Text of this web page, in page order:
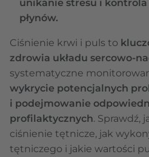
unikanie stresu i
płynów.
Ciśnienie krwi i puls to
zdrowia układu sercowo-
systematyczne
wykrycie potencjalnych
i podejmowanie
profilaktycznych. Sprawdź,
ciśnienie tętnicze, jak
tętniczego i jakie wartości